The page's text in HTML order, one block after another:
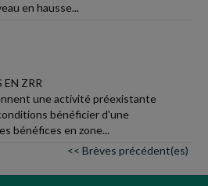
en hausse...
ZRR
une activité préexistante
bénéficier d'une
bénéfices en zone...
<< Brèves précédent(es)